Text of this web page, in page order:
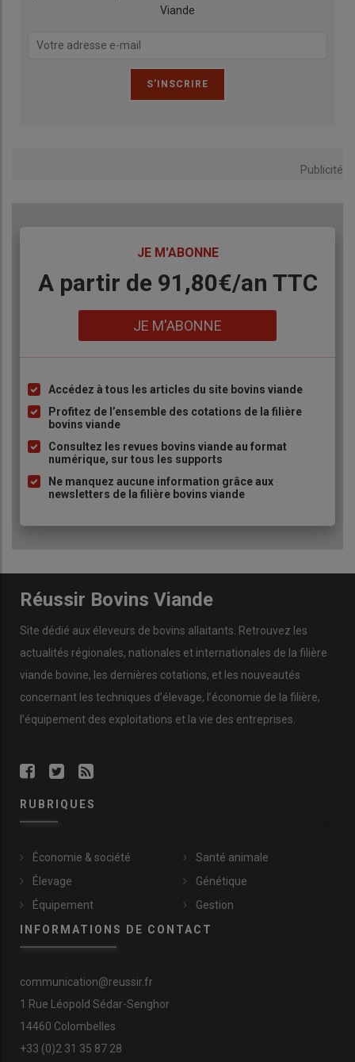
Viande
Publicité
JE M'ABONNE
Body
A partir de 91,80€/an​ TTC
JE M'ABONNE
Liste
à
puce
Accédez à tous les articles du site bovins viande
Profitez de l’ensemble des cotations de la filière
bovins viande
Consultez les revues bovins viande au format
numérique, sur tous les supports
Ne manquez aucune information grâce aux
newsletters de la filière bovins viande
Réussir Bovins Viande
Site dédié aux éleveurs de bovins allaitants. Retrouvez les
actualités régionales, nationales et internationales de la filière
viande bovine, les dernières cotations, et les nouveautés
concernant les techniques d’élevage, l’économie de la filière,
l’équipement des exploitations et la vie des entreprises.
RUBRIQUES
Économie & société
Élevage
Équipement
Santé animale
Génétique
Gestion
INFORMATIONS DE CONTACT
communication@reussir.fr
1 Rue Léopold Sédar-Senghor
14460 Colombelles
+33 (0)2 31 35 87 28